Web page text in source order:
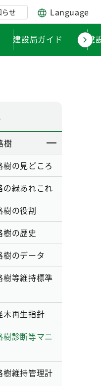
らせ Language
建設局ガイド 建
樹
樹の見どころ
の緑あれこれ
樹の役割
樹の歴史
樹のデータ
樹等維持標準
木再生指針
樹診断等マニ
樹維持管理計